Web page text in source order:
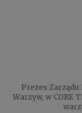
Prezes Zarządu
Warzyw, w CORE